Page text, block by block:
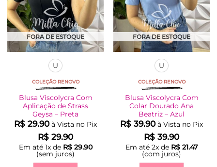
na
página
do
produto
na
página
do
produto
FORA DE ESTOQUE
U
COLEÇÃO RENOVO
Blusa Viscolycra Com
Aplicação de Strass
Geysa – Preta
R$ 29.90 à Vista no Pix
R$ 29.90
Em até 1x de R$29.90
(sem juros)
FORA DE ESTOQUE
U
COLEÇÃO RENOVO
Blusa Viscolycra Com
Colar Dourado Ana
Beatriz – Azul
R$ 39.90 à Vista no Pix
R$ 39.90
Em até 2x de R$ 21.47
(com juros)